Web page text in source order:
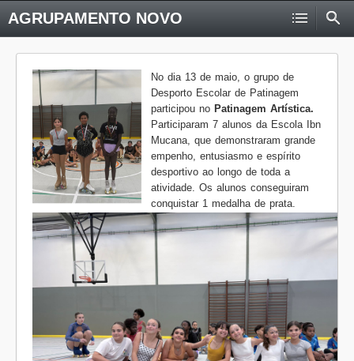
AGRUPAMENTO NOVO
No dia 13 de maio, o grupo de
Desporto Escolar de Patinagem
participou no Patinagem Artística.
Participaram 7 alunos da Escola Ibn
Mucana, que demonstraram grande
empenho, entusiasmo e espírito
desportivo ao longo de toda a
atividade. Os alunos conseguiram
conquistar 1 medalha de prata.